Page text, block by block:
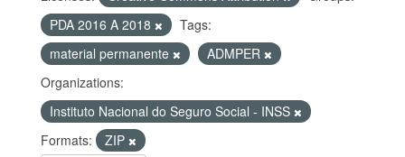
PDA 2016 A 2018
Tags:
material permanente
ADMPER
Organizations:
Instituto Nacional do Seguro Social - INSS
Formats:
ZIP